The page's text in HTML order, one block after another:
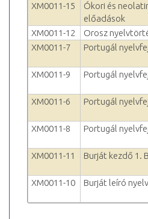
XM0011-15
Ókori és
előadások
XM0011-12 Orosz
XM0011-7
Portugál
XM0011-9 Portugál
XM0011-6 Portugál
XM0011-8 Portugál
XM0011-11 Burját kezdő 1.
XM0011-10 Burját leíró